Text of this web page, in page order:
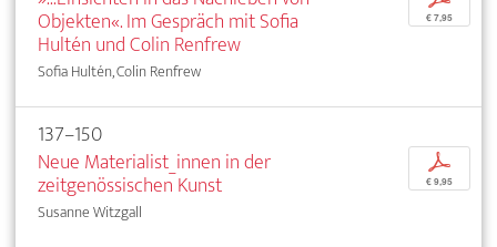
Objekten«. Im Gespräch mit Sofia
Hultén und Colin Renfrew
Sofia Hultén, Colin Renfrew
€ 7,95
137–150
Neue Materialist_innen in der
zeitgenössischen Kunst
Susanne Witzgall
p
€ 9,95